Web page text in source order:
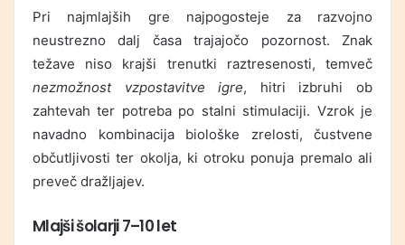
Pri najmlajših gre najpogosteje za razvojno
neustrezno dalj časa trajajočo pozornost. Znak
težave niso krajši trenutki raztresenosti, temveč
nezmožnost vzpostavitve igre, hitri izbruhi ob
zahtevah ter potreba po stalni stimulaciji. Vzrok je
navadno kombinacija biološke zrelosti, čustvene
občutljivosti ter okolja, ki otroku ponuja premalo ali
preveč dražljajev.
Mlajši šolarji 7–10 let